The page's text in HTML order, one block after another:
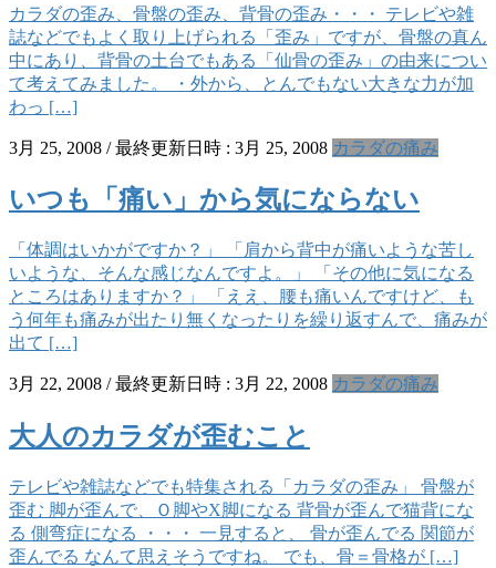
カラダの歪み、骨盤の歪み、背骨の歪み・・・ テレビや雑
誌などでもよく取り上げられる「歪み」ですが、骨盤の真ん
中にあり、背骨の土台でもある「仙骨の歪み」の由来につい
て考えてみました。 ・外から、とんでもない大きな力が加
わっ […]
3月 25, 2008 / 最終更新日時 : 3月 25, 2008 カラダの痛み
いつも「痛い」から気にならない
「体調はいかがですか？」 「肩から背中が痛いような苦し
いような、そんな感じなんですよ。」 「その他に気になる
ところはありますか？」 「ええ、腰も痛いんですけど、も
う何年も痛みが出たり無くなったりを繰り返すんで、痛みが
出て […]
3月 22, 2008 / 最終更新日時 : 3月 22, 2008 カラダの痛み
大人のカラダが歪むこと
テレビや雑誌などでも特集される「カラダの歪み」 骨盤が
歪む 脚が歪んで、Ｏ脚やX脚になる 背骨が歪んで猫背にな
る 側弯症になる ・・・ 一見すると、 骨が歪んでる 関節が
歪んでる なんて思えそうですね。 でも、骨＝骨格が […]